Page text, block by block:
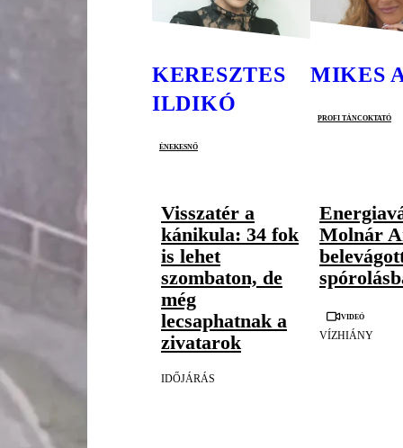
KERESZTES
ILDIKÓ
énekesnő
MIKES
profi táncoktató
Visszatér a
kánikula: 34 fok
is lehet
szombaton, de
még
lecsaphatnak a
zivatarok
IDŐJÁRÁS
Molnár
Videó
VÍZHIÁNY